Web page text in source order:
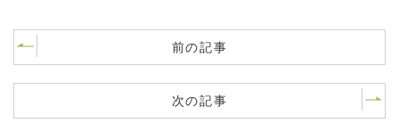
前の記事
次の記事